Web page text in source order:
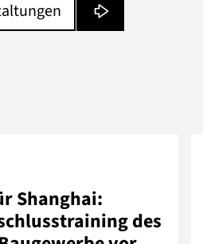
Shanghai:
des